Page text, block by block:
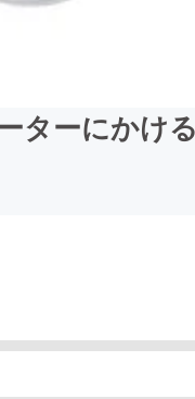
ターにかけ